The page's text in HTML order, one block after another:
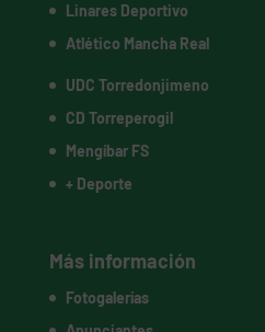
Linares Deportivo
Atlético Mancha Real
UDC Torredonjimeno
CD Torreperogil
Mengíbar FS
+ Deporte
Más información
Fotogalerías